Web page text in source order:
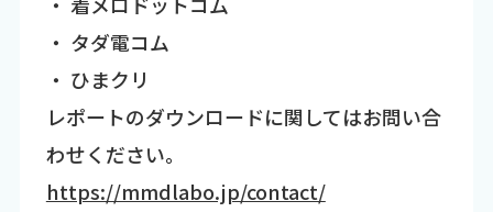
・ タダ電コム
・ ひまクリ
レポートのダウンロードに関してはお問い合
わせください。
https://mmdlabo.jp/contact/